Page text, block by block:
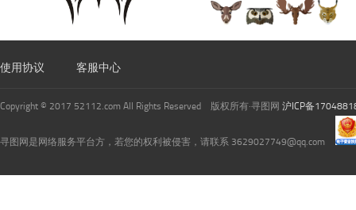
使用协议 客服中心
Copyright © 2017 52112.com All Rights Reserved 版权所有·寻图网 沪ICP备
寻图网是网络服务平台方，若您的权利被侵害，请联系 3629027749@qq.com